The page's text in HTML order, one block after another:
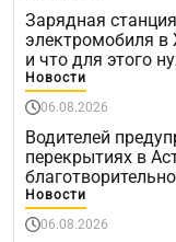
Зарядная
электромобиля в
и что для этого
Новости
06.08.2026
Водителей
перекрытиях в
Новости
06.08.2026